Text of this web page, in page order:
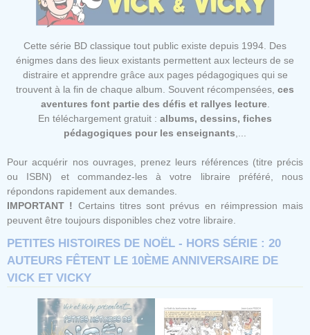
Cette série BD classique tout public existe depuis 1994. Des
énigmes dans des lieux existants permettent aux lecteurs de se
distraire et apprendre grâce aux pages pédagogiques qui se
trouvent à la fin de chaque album. Souvent récompensées, ces
aventures font partie des défis et rallyes lecture.
En téléchargement gratuit : albums, dessins, fiches
pédagogiques pour les enseignants
Pour acquérir nos ouvrages, prenez leurs références (titre précis
ou ISBN) et commandez-les à votre libraire préféré, nous
répondons rapidement aux demandes.
IMPORTANT ! Certains titres sont prévus en réimpression mais
peuvent être toujours disponibles chez votre libraire.
PETITES HISTOIRES DE NOËL - HORS SÉRIE : 20
AUTEURS FÊTENT LE 10ÈME ANNIVERSAIRE DE
VICK ET VICKY